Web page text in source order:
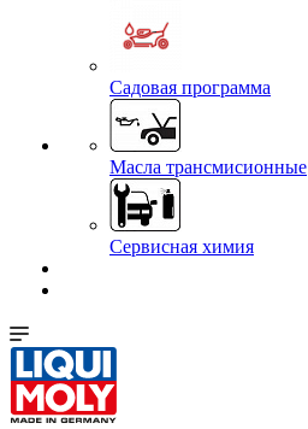
Садовая программа
Масла трансмисионные
Сервисная химия